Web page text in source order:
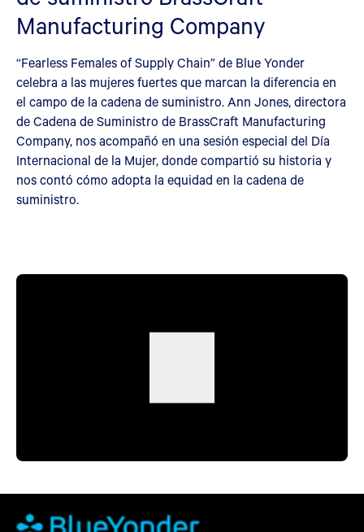
Manufacturing Company
“Fearless Females of Supply Chain” de Blue Yonder
celebra a las mujeres fuertes que marcan la diferencia en
el campo de la cadena de suministro. Ann Jones, directora
de Cadena de Suministro de BrassCraft Manufacturing
Company, nos acompañó en una sesión especial del Día
Internacional de la Mujer, donde compartió su historia y
nos contó cómo adopta la equidad en la cadena de
suministro.